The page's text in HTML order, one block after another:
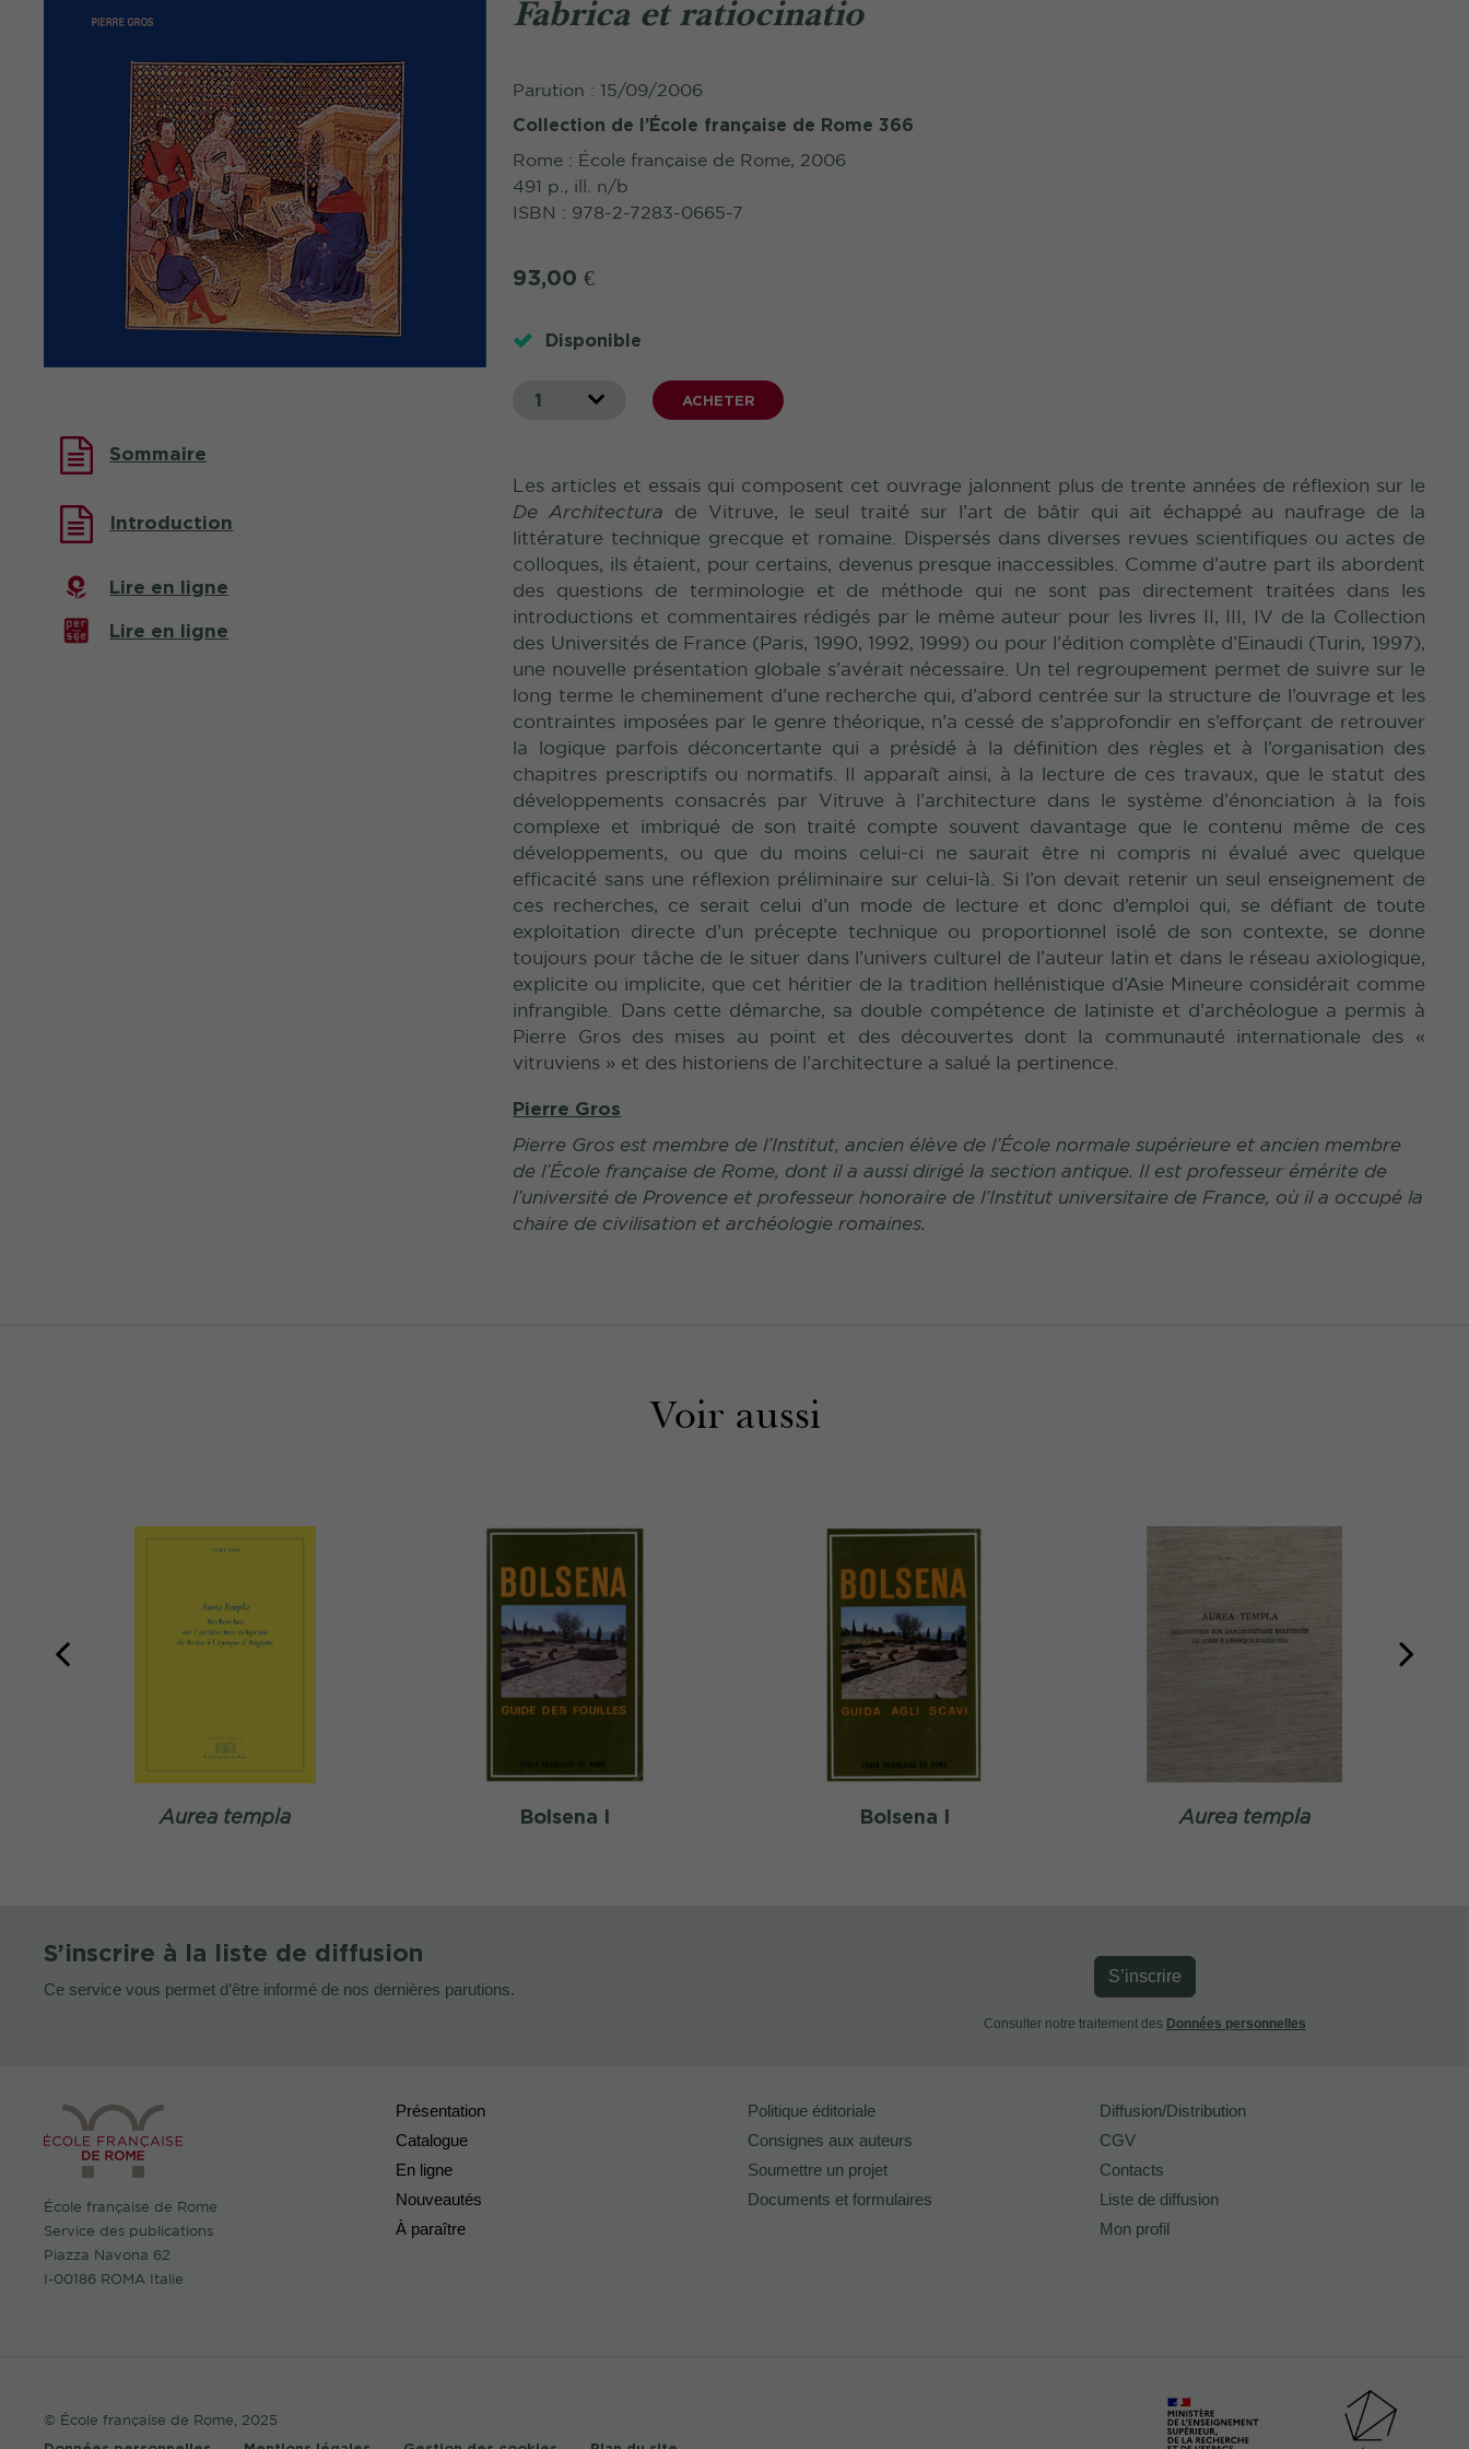
Sommaire
Introduction
Lire en ligne
Lire en ligne
Fabrica et ratiocinatio
Parution : 15/09/2006
Collection de l’École française de Rome 366
Rome : École française de Rome, 2006
491 p., ill. n/b
ISBN : 978-2-7283-0665-7
93,00 €
Disponible
1 ACHETER
Les articles et essais qui composent cet ouvrage jalonnent plus de trente années de réflexion sur le
De Architectura de Vitruve, le seul traité sur l’art de bâtir qui ait échappé au naufrage de la
littérature technique grecque et romaine. Dispersés dans diverses revues scientifiques ou actes de
colloques, ils étaient, pour certains, devenus presque inaccessibles. Comme d’autre part ils abordent
des questions de terminologie et de méthode qui ne sont pas directement traitées dans les
introductions et commentaires rédigés par le même auteur pour les livres II, III, IV de la Collection
des Universités de France (Paris, 1990, 1992, 1999) ou pour l’édition complète d’Einaudi (Turin, 1997),
une nouvelle présentation globale s’avérait nécessaire. Un tel regroupement permet de suivre sur le
long terme le cheminement d’une recherche qui, d’abord centrée sur la structure de l’ouvrage et les
contraintes imposées par le genre théorique, n’a cessé de s’approfondir en s’efforçant de retrouver
la logique parfois déconcertante qui a présidé à la définition des règles et à l’organisation des
chapitres prescriptifs ou normatifs. Il apparaît ainsi, à la lecture de ces travaux, que le statut des
développements consacrés par Vitruve à l’architecture dans le système d’énonciation à la fois
complexe et imbriqué de son traité compte souvent davantage que le contenu même de ces
développements, ou que du moins celui-ci ne saurait être ni compris ni évalué avec quelque
efficacité sans une réflexion préliminaire sur celui-là. Si l’on devait retenir un seul enseignement de
ces recherches, ce serait celui d’un mode de lecture et donc d’emploi qui, se défiant de toute
exploitation directe d’un précepte technique ou proportionnel isolé de son contexte, se donne
toujours pour tâche de le situer dans l’univers culturel de l’auteur latin et dans le réseau axiologique,
explicite ou implicite, que cet héritier de la tradition hellénistique d’Asie Mineure considérait comme
infrangible. Dans cette démarche, sa double compétence de latiniste et d’archéologue a permis à
Pierre Gros des mises au point et des découvertes dont la communauté internationale des «
vitruviens » et des historiens de l’architecture a salué la pertinence.
Pierre Gros
Pierre Gros est membre de l’Institut, ancien élève de l’École normale supérieure et ancien membre
de l’École française de Rome, dont il a aussi dirigé la section antique. Il est professeur émérite de
l’université de Provence et professeur honoraire de l’Institut universitaire de France, où il a occupé la
chaire de civilisation et archéologie romaines.
Voir aussi
Aurea templa Bolsena I Bolsena I Aurea templa
S’inscrire à la liste de diffusion
Ce service vous permet d’être informé de nos dernières parutions.
S’inscrire
Consulter notre traitement des Données personnelles
École française de Rome
Service des publications
Piazza Navona 62
I-00186 ROMA Italie
Présentation
Catalogue
En ligne
Nouveautés
À paraître
Politique éditoriale
Consignes aux auteurs
Soumettre un projet
Documents et formulaires
Diffusion/Distribution
CGV
Contacts
Liste de diffusion
Mon profil
© École française de Rome, 2025